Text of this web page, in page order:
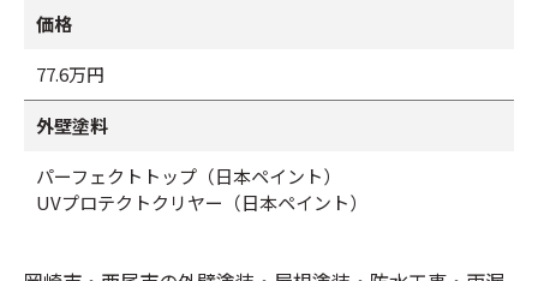
価格
77.6万円
外壁塗料
パーフェクトトップ（日本ペイント）
UVプロテクトクリヤー（日本ペイント）